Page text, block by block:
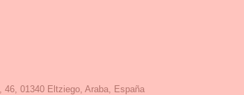
46, 01340 Eltziego, Araba, España